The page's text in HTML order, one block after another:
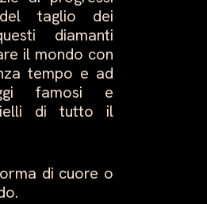
taglio dei
diamanti
il mondo con
tempo e ad
famosi e
di tutto il
di cuore o